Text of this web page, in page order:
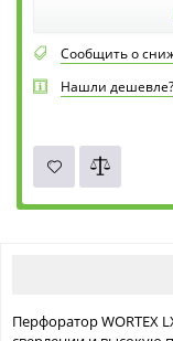
Сообщить о
Нашли дешевле?
Перфоратор WORTEX